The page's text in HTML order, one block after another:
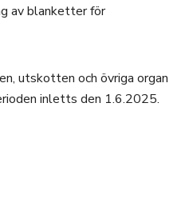
av blanketter för
utskotten och övriga organ
inletts den 1.6.2025.